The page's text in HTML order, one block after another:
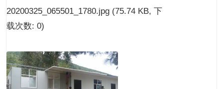
20200325_065501_1780.jpg (75.74 KB, 下
载次数: 0)